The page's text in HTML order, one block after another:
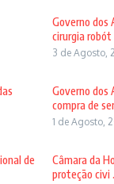
Governo dos
cirurgia robót
3 de Agosto,
Governo dos
compra de
1 de Agosto,
de
Câmara da
proteção civi